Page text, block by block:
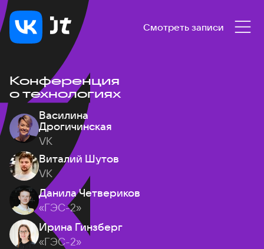
Смотреть записи
Конференция
о технологиях
Василина
Дрогичинская
VK
Виталий Шутов
VK
Данила Четвериков
«ГЭС-2»
Ирина Гинзберг
«ГЭС-2»